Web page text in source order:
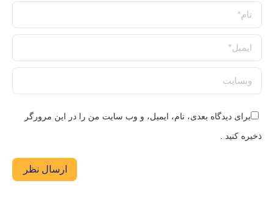
نام *
ایمیل *
وبسایت
برای دیدگاه بعدی، نام، ایمیل، و وب سایت من را در این مرورگر
ذخیره کنید .
ارسال نظر